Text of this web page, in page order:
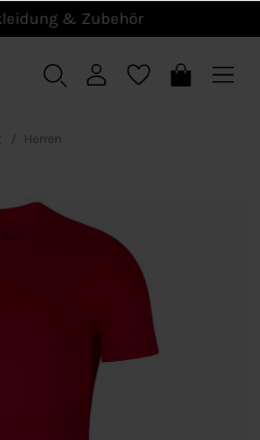
& Zubehör
Herren